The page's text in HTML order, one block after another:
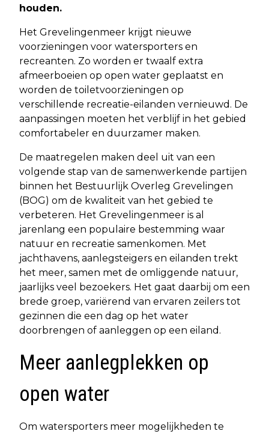
houden.
Het Grevelingenmeer krijgt nieuwe
voorzieningen voor watersporters en
recreanten. Zo worden er twaalf extra
afmeerboeien op open water geplaatst en
worden de toiletvoorzieningen op
verschillende recreatie-eilanden vernieuwd. De
aanpassingen moeten het verblijf in het gebied
comfortabeler en duurzamer maken.
De maatregelen maken deel uit van een
volgende stap van de samenwerkende partijen
binnen het Bestuurlijk Overleg Grevelingen
(BOG) om de kwaliteit van het gebied te
verbeteren. Het Grevelingenmeer is al
jarenlang een populaire bestemming waar
natuur en recreatie samenkomen. Met
jachthavens, aanlegsteigers en eilanden trekt
het meer, samen met de omliggende natuur,
jaarlijks veel bezoekers. Het gaat daarbij om een
brede groep, variërend van ervaren zeilers tot
gezinnen die een dag op het water
doorbrengen of aanleggen op een eiland.
Meer aanlegplekken op
open water
Om watersporters meer mogelijkheden te